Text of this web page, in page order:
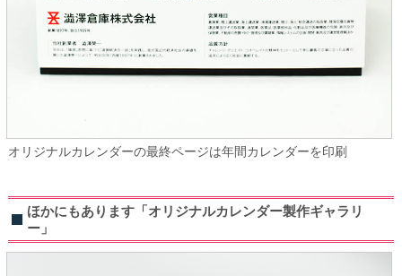
オリジナルカレンダーの最終ページは年間カレンダーを印刷
ほかにもあります「オリジナルカレンダー製作ギャラリ
ー」